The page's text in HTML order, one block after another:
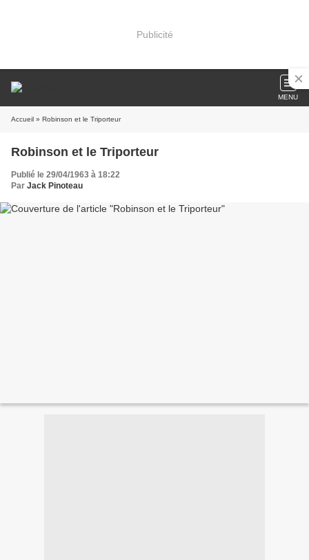
Publicité
MENU
Accueil » Robinson et le Triporteur
Robinson et le Triporteur
Publié le 29/04/1963 à 18:22
Par Jack Pinoteau